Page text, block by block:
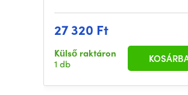
27 320 Ft
Külső raktáron
1 db